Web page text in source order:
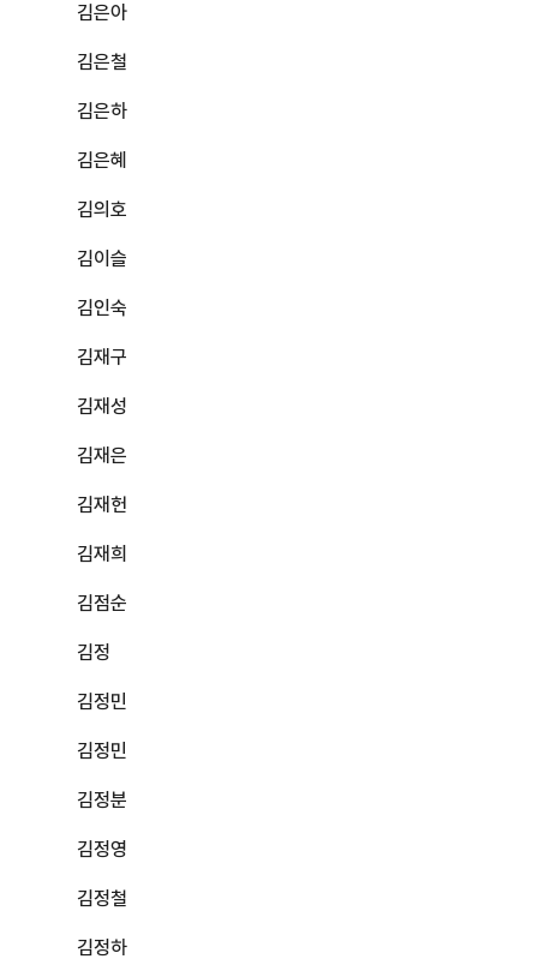
김은아
김은철
김은하
김은혜
김의호
김이슬
김인숙
김재구
김재성
김재은
김재헌
김재희
김점순
김정
김정민
김정민
김정분
김정영
김정철
김정하